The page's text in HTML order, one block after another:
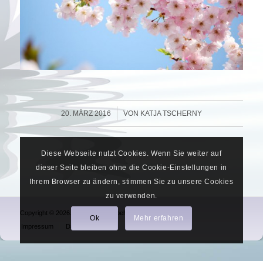
20. MÄRZ 2016
/ VON KATJA TSCHERNY
Copyright © 2026. Alle Rechte vorbehalten.
Impressum
Datenschutz
Diese Webseite nutzt Cookies. Wenn Sie weiter auf
dieser Seite bleiben ohne die Cookie-Einstellungen in
Ihrem Browser zu ändern, stimmen Sie zu unsere Cookies
zu verwenden.
Ok Mehr erfahren